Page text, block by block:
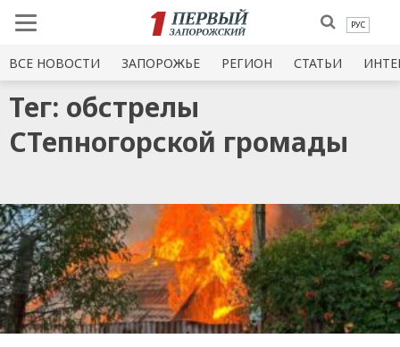
РУС
ВСЕ НОВОСТИ ЗАПОРОЖЬЕ РЕГИОН СТАТЬИ
Тег: обстрелы
СТепногорской громады